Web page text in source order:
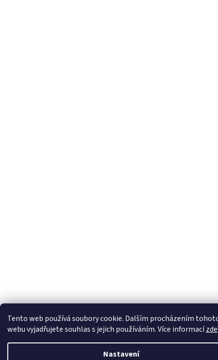
Tento web používá soubory cookie. Dalším procházením
webu vyjadřujete souhlas s jejich používáním. Více informacízde
Nastavení